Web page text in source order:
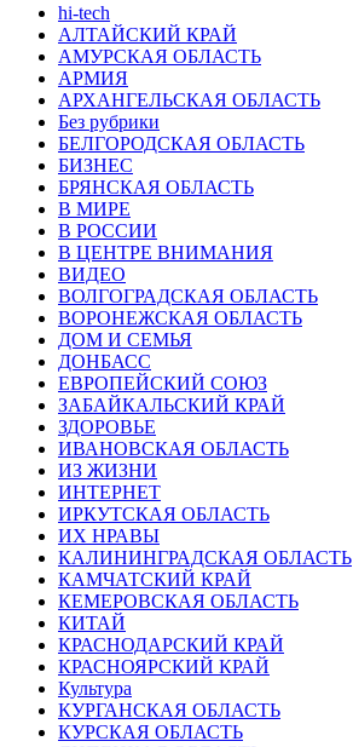
hi-tech
АЛТАЙСКИЙ КРАЙ
АМУРСКАЯ ОБЛАСТЬ
АРМИЯ
АРХАНГЕЛЬСКАЯ ОБЛАСТЬ
Без рубрики
БЕЛГОРОДСКАЯ ОБЛАСТЬ
БИЗНЕС
БРЯНСКАЯ ОБЛАСТЬ
В МИРЕ
В РОССИИ
В ЦЕНТРЕ ВНИМАНИЯ
ВИДЕО
ВОЛГОГРАДСКАЯ ОБЛАСТЬ
ВОРОНЕЖСКАЯ ОБЛАСТЬ
ДОМ И СЕМЬЯ
ДОНБАСС
ЕВРОПЕЙСКИЙ СОЮЗ
ЗАБАЙКАЛЬСКИЙ КРАЙ
ЗДОРОВЬЕ
ИВАНОВСКАЯ ОБЛАСТЬ
ИЗ ЖИЗНИ
ИНТЕРНЕТ
ИРКУТСКАЯ ОБЛАСТЬ
ИХ НРАВЫ
КАЛИНИНГРАДCКАЯ ОБЛАСТЬ
КАМЧАТСКИЙ КРАЙ
КЕМЕРОВСКАЯ ОБЛАСТЬ
КИТАЙ
КРАСНОДАРСКИЙ КРАЙ
КРАСНОЯРСКИЙ КРАЙ
Культура
КУРГАНСКАЯ ОБЛАСТЬ
КУРСКАЯ ОБЛАСТЬ